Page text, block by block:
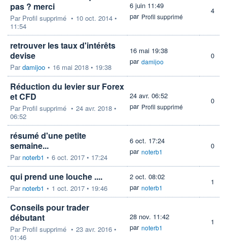
pas ? merci
Par Profil supprimé • 10 oct. 2014 •
11:54
6 juin 11:49
par Profil supprimé
4
retrouver les taux d'intérêts
devise
Pardamijoo • 16 mai 2018 • 19:38
16 mai 19:38
par damijoo
0
Réduction du levier sur Forex
et CFD
Par Profil supprimé • 24 avr. 2018 •
06:52
24 avr. 06:52
par Profil supprimé
0
résumé d'une petite
semaine...
Par noterb1 • 6 oct. 2017 • 17:24
6 oct. 17:24
par noterb1
0
qui prend une louche ....
Par noterb1 • 1 oct. 2017 • 19:46
2 oct. 08:02
par noterb1
1
Conseils pour trader
débutant
Par Profil supprimé • 23 avr. 2016 •
01:46
28 nov. 11:42
par noterb1
1